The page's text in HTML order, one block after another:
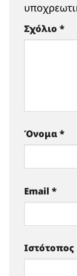
Σχόλιο *
Όνομα *
Email *
Ιστότοπος